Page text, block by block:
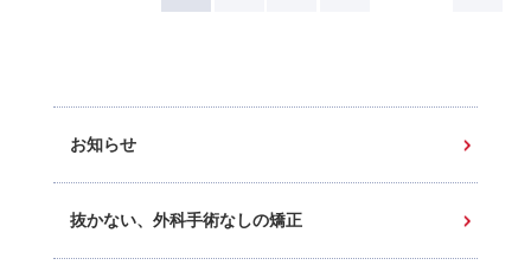
お知らせ
抜かない、外科手術なしの矯正